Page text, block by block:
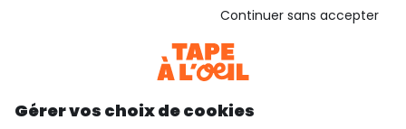
Consulter les CGU
Gérer vos choix de cookies
Continuer sans accepter